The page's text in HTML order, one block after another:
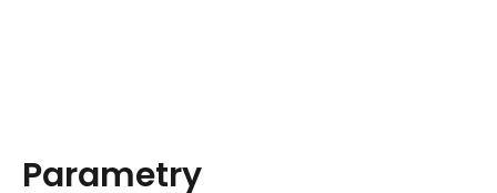
Parametry